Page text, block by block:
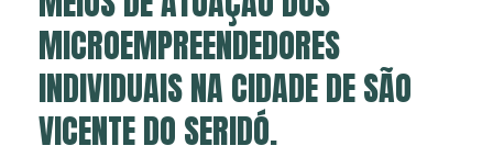
MICROEMPREENDEDORES
INDIVIDUAIS NA CIDADE DE SÃO
VICENTE DO SERIDÓ.